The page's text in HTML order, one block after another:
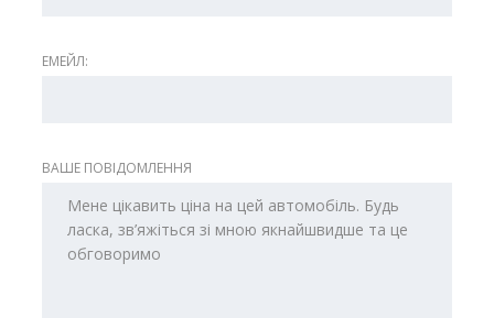
ЕМЕЙЛ:
ВАШЕ ПОВІДОМЛЕННЯ